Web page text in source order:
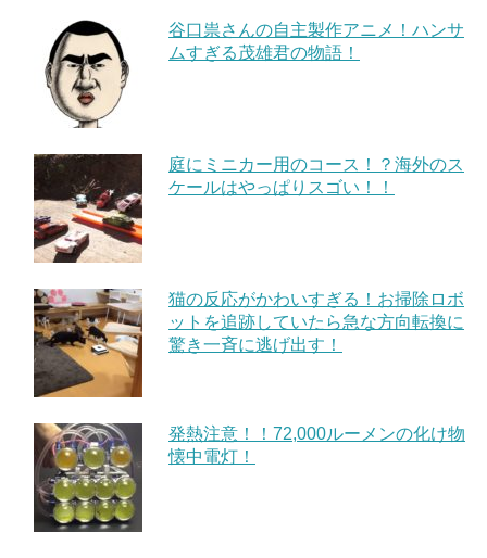
谷口祟さんの自主製作アニメ！ハンサ
ムすぎる茂雄君の物語！
庭にミニカー用のコース！？海外のス
ケールはやっぱりスゴい！！
猫の反応がかわいすぎる！お掃除ロボ
ットを追跡していたら急な方向転換に
驚き一斉に逃げ出す！
発熱注意！！72,000ルーメンの化け物
懐中電灯！